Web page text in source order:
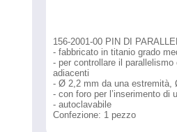
156-2001-00 PIN DI
- fabbricato in titanio grado
- per controllare il
adiacenti
- Ø 2,2 mm da una estremità,
- con foro per l’inserimento di
- autoclavabile
Confezione: 1 pezzo